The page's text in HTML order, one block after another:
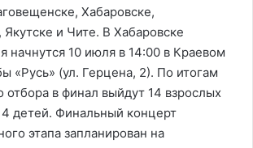
Хабаровске,
Якутске и Чите. В Хабаровске
начнутся 10 июля в 14:00 в Краевом
«Русь» (ул. Герцена, 2). По итогам
отбора в финал выйдут 14 взрослых
детей. Финальный концерт
этапа запланирован на